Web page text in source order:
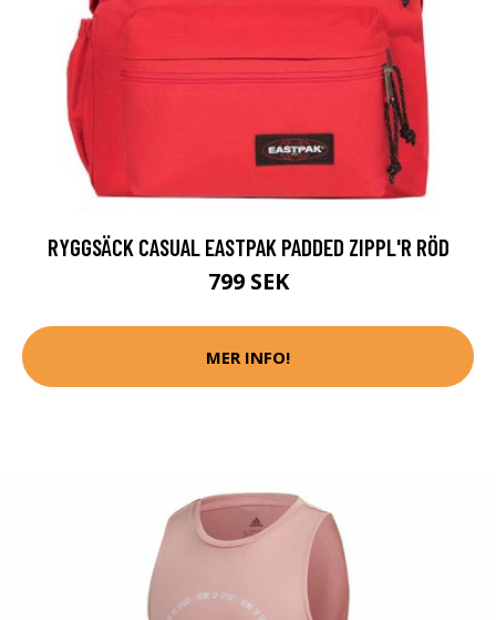
RYGGSÄCK CASUAL EASTPAK PADDED ZIPPL'R RÖD
799 SEK
MER INFO!